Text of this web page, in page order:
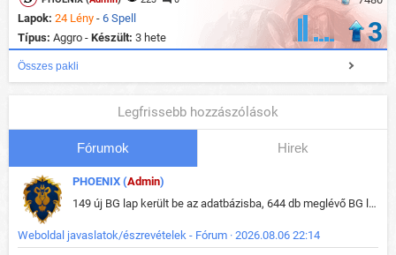
Lapok: 24 Lény - 6 Spell
Típus: Aggro - Készült: 3 hete 3
Összes pakli
Legfrissebb hozzászólások
Fórumok Hirek
PHOENIX (Admin)
149 új BG lap került be az adatbázisba, 644 db meglévő BG lap módosult, bekerültek az új képek a megváltozott lapokhoz is.
Weboldal javaslatok/észrevételek - Fórum · 2026.08.06 22:14